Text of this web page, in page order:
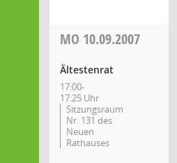
MO 10.09.2007
Ältestenrat
17:00-
17:25 Uhr
Sitzungsraum
Nr. 131 des
Neuen
Rathauses